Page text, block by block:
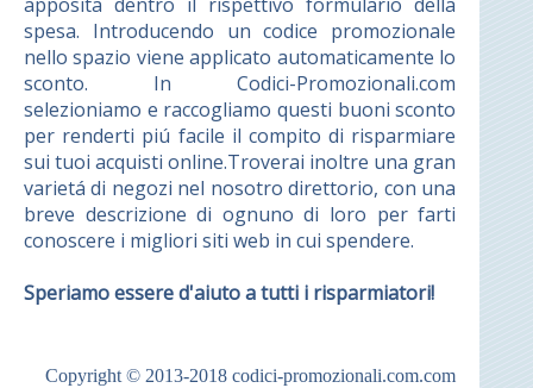
spesa. Introducendo un codice promozionale
nello spazio viene applicato automaticamente lo
sconto. In Codici-Promozionali.com
selezioniamo e raccogliamo questi buoni sconto
per renderti piú facile il compito di risparmiare
sui tuoi acquisti online.Troverai inoltre una gran
varietá di negozi nel nosotro direttorio, con una
breve descrizione di ognuno di loro per farti
conoscere i migliori siti web in cui spendere.
Speriamo essere d'aiuto a tutti i risparmiatori!
Copyright © 2013-2018 codici-promozionali.com.com